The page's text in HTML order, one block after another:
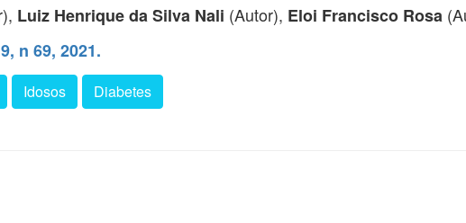
Luiz Henrique da Silva Nali (Autor), Eloi Francisco Rosa
n 69, 2021.
Idosos Diabetes